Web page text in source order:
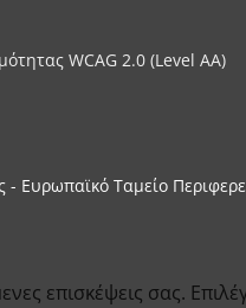
WCAG 2.0 (Level AA)
Ευρωπαϊκό Ταμείο
επισκέψεις σας.